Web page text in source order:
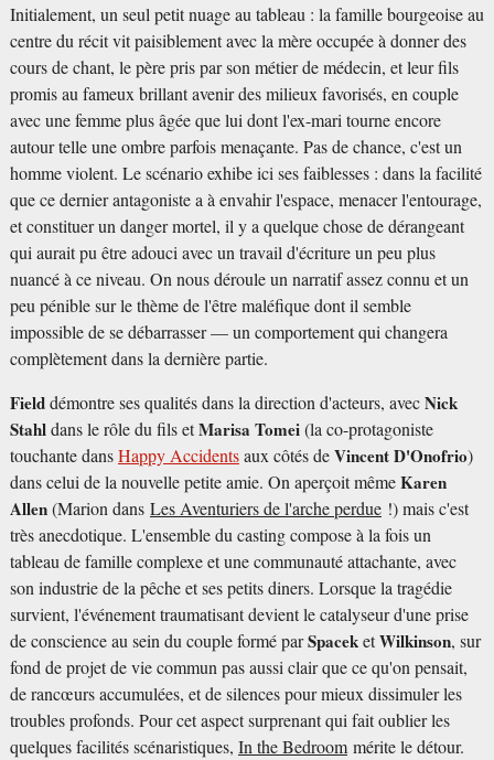
Initialement, un seul petit nuage au tableau : la famille bourgeoise au
centre du récit vit paisiblement avec la mère occupée à donner des
cours de chant, le père pris par son métier de médecin, et leur fils
promis au fameux brillant avenir des milieux favorisés, en couple
avec une femme plus âgée que lui dont l'ex-mari tourne encore
autour telle une ombre parfois menaçante. Pas de chance, c'est un
homme violent. Le scénario exhibe ici ses faiblesses : dans la facilité
que ce dernier antagoniste a à envahir l'espace, menacer l'entourage,
et constituer un danger mortel, il y a quelque chose de dérangeant
qui aurait pu être adouci avec un travail d'écriture un peu plus
nuancé à ce niveau. On nous déroule un narratif assez connu et un
peu pénible sur le thème de l'être maléfique dont il semble
impossible de se débarrasser — un comportement qui changera
complètement dans la dernière partie.
Fielddémontre ses qualités dans la direction d'acteurs, avecNick
Stahldans le rôle du fils etMarisa Tomei(la co-protagoniste
touchante dansHappy Accidentsaux côtés deVincent D'Onofrio)
dans celui de la nouvelle petite amie. On aperçoit mêmeKaren
Allen(Marion dans Les Aventuriers de l'arche perdue!) mais c'est
très anecdotique. L'ensemble du casting compose à la fois un
tableau de famille complexe et une communauté attachante, avec
son industrie de la pêche et ses petits diners. Lorsque la tragédie
survient, l'événement traumatisant devient le catalyseur d'une prise
de conscience au sein du couple formé parSpaceketWilkinson, sur
fond de projet de vie commun pas aussi clair que ce qu'on pensait,
de rancœurs accumulées, et de silences pour mieux dissimuler les
troubles profonds. Pour cet aspect surprenant qui fait oublier les
quelques facilités scénaristiques, In the Bedroommérite le détour.